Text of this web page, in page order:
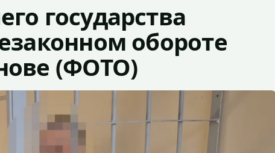
государства
обороте
(ФОТО)